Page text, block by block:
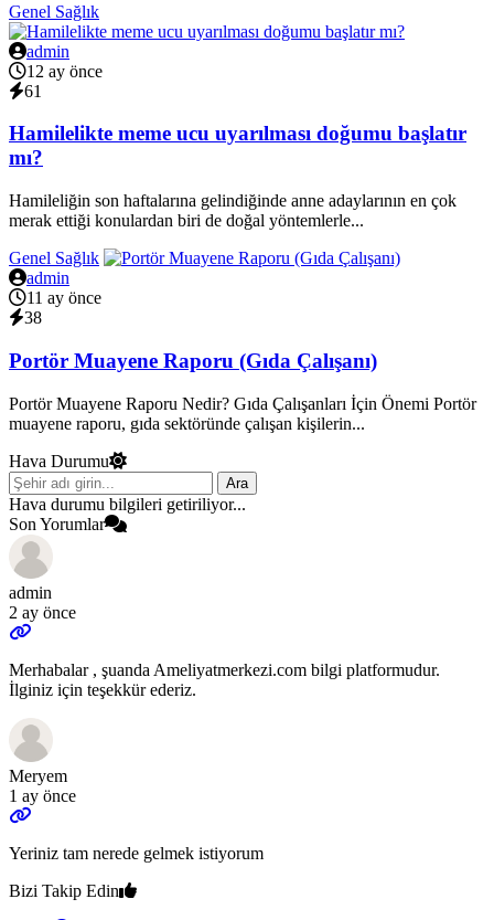
Genel Sağlık
admin
12 ay önce
61
Hamilelikte meme ucu uyarılması doğumu başlatır
mı?
Hamileliğin son haftalarına gelindiğinde anne adaylarının en çok
merak ettiği konulardan biri de doğal yöntemlerle...
Genel Sağlık
admin
11 ay önce
38
Portör Muayene Raporu (Gıda Çalışanı)
Portör Muayene Raporu Nedir? Gıda Çalışanları İçin Önemi Portör
muayene raporu, gıda sektöründe çalışan kişilerin...
Hava Durumu
Ara
Hava durumu bilgileri getiriliyor...
Son Yorumlar
admin
2 ay önce
Merhabalar , şuanda Ameliyatmerkezi.com bilgi platformudur.
İlginiz için teşekkür ederiz.
Meryem
1 ay önce
Yeriniz tam nerede gelmek istiyorum
Bizi Takip Edin